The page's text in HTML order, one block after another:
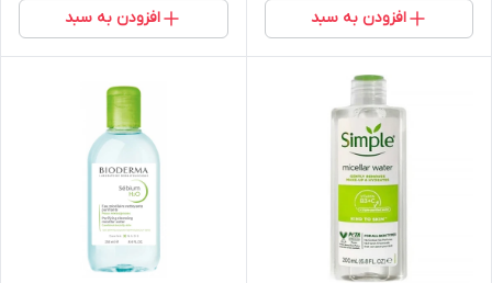
افزودن به سبد افزودن به سبد